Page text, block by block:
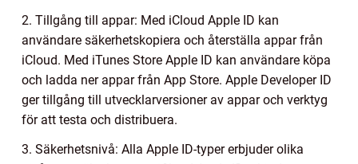
2. Tillgång till appar: Med iCloud Apple ID kan
användare säkerhetskopiera och återställa appar från
iCloud. Med iTunes Store Apple ID kan användare köpa
och ladda ner appar från App Store. Apple Developer ID
ger tillgång till utvecklarversioner av appar och verktyg
för att testa och distribuera.
3. Säkerhetsnivå: Alla Apple ID-typer erbjuder olika